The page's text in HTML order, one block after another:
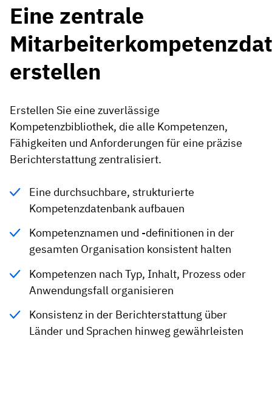
Eine zentrale
erstellen
Erstellen Sie eine zuverlässige
Kompetenzbibliothek, die alle Kompetenzen,
Fähigkeiten und Anforderungen für eine präzise
Berichterstattung zentralisiert.
Eine durchsuchbare, strukturierte
Kompetenzdatenbank aufbauen
Kompetenznamen und -definitionen in der
gesamten Organisation konsistent halten
Kompetenzen nach Typ, Inhalt, Prozess oder
Anwendungsfall organisieren
Konsistenz in der Berichterstattung über
Länder und Sprachen hinweg gewährleisten